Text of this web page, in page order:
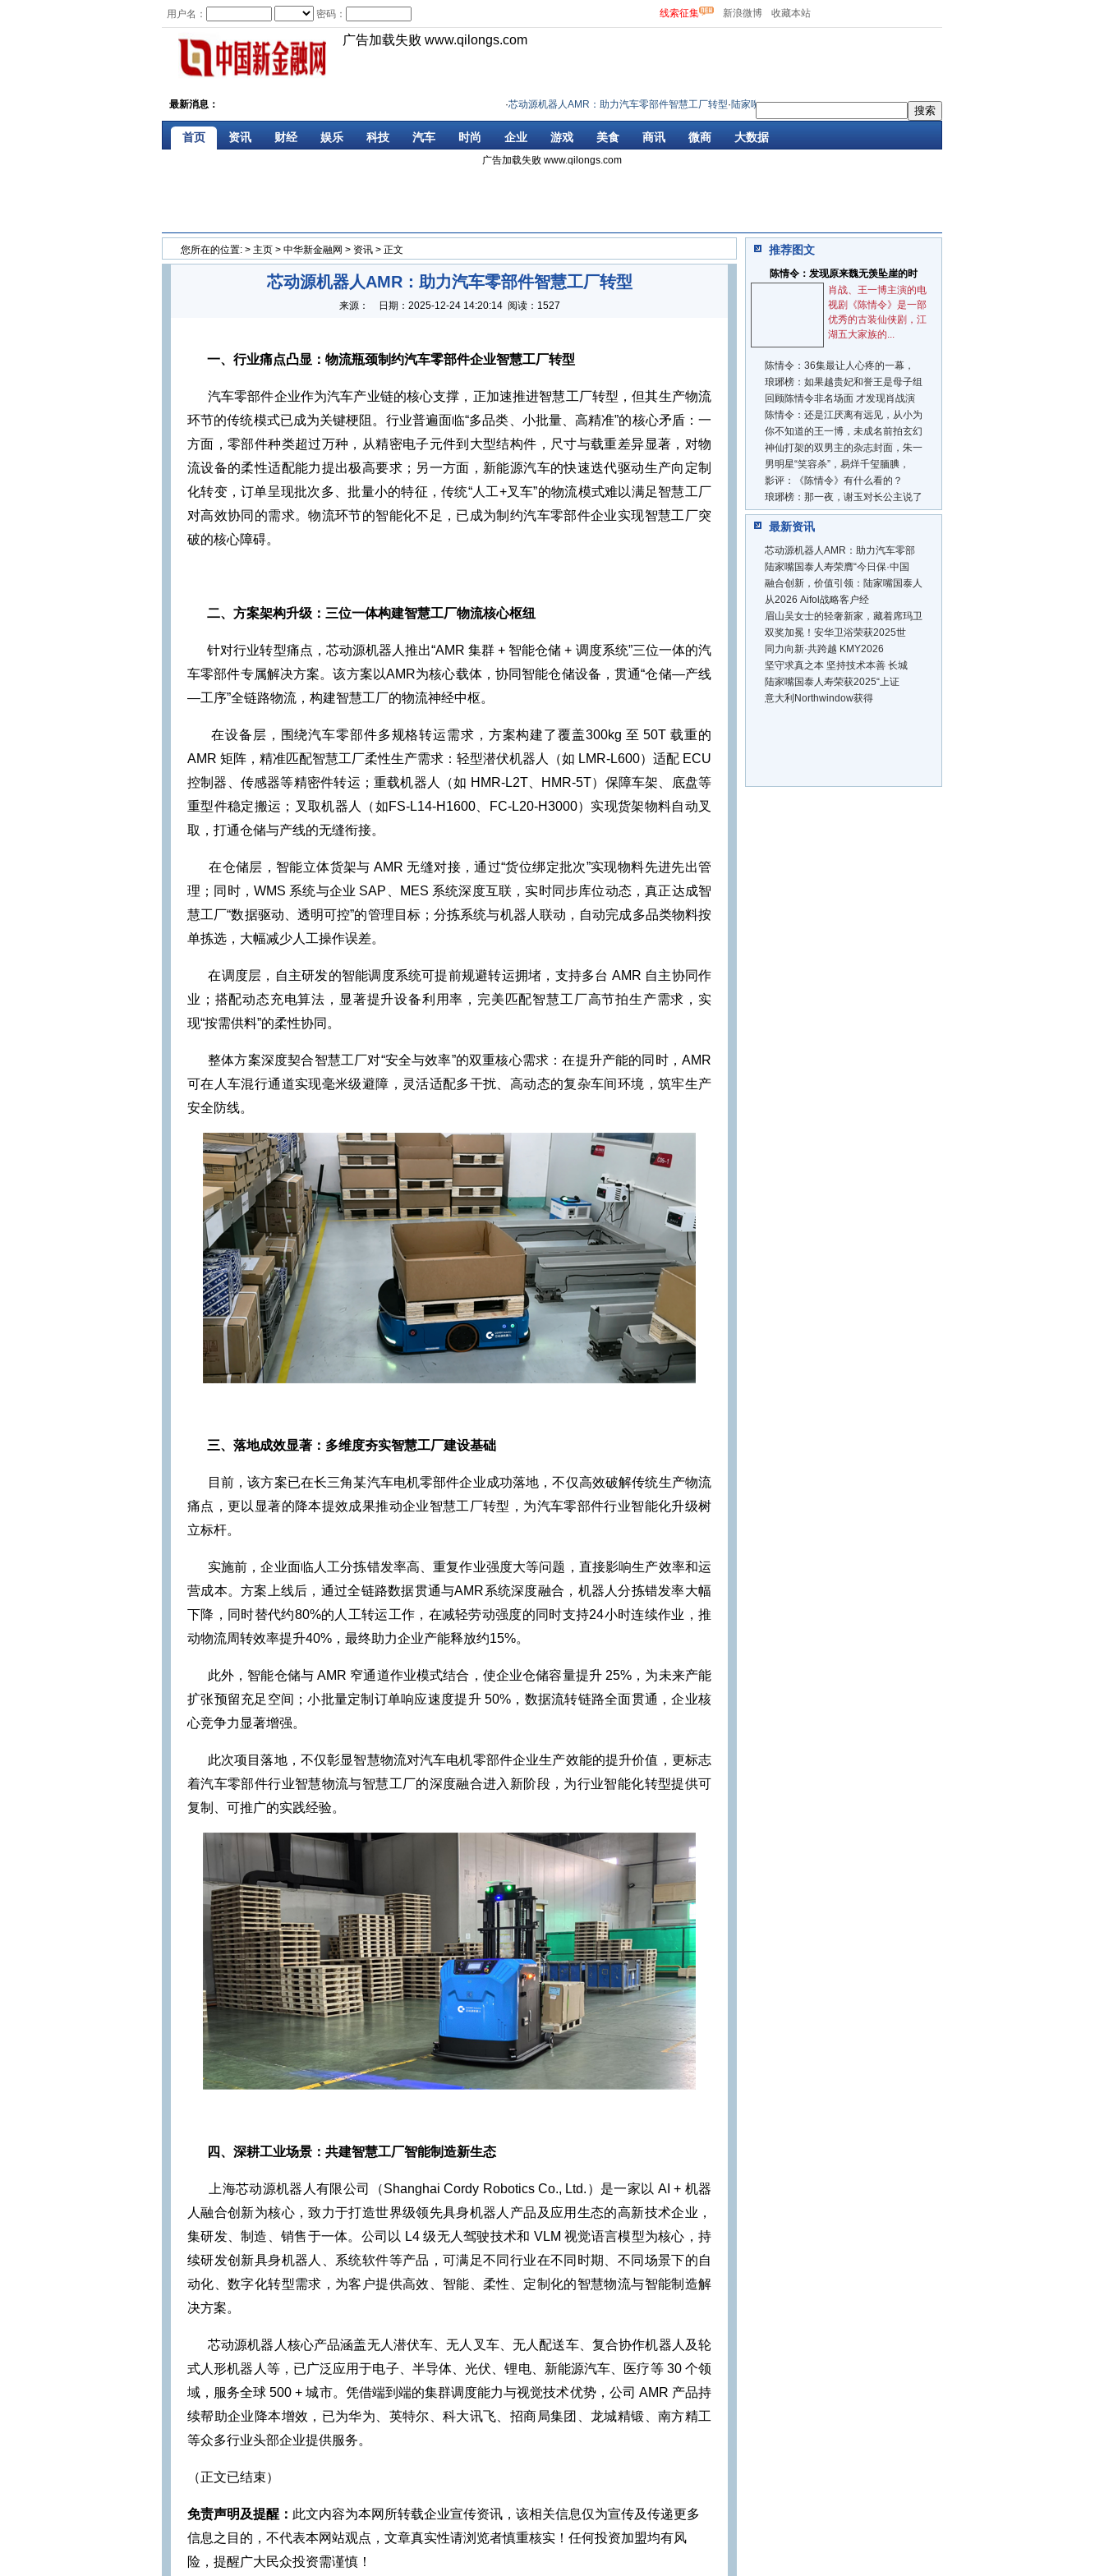
用户名： 密码： 线索征集 新浪微博 收藏本站
广告加载失败 www.qilongs.com
最新消息： 芯动源机器人AMR：助力汽车零部件智慧工厂转型·陆家嘴国泰人寿荣膺“今日保·中国保险白象榜”年·融合创新，价值引领：陆家嘴国泰人寿产
首页 资讯 财经 娱乐 科技 汽车 时尚 企业 游戏 美食 商讯 微商 大数据
广告加载失败 www.qilongs.com
您所在的位置: > 主页 > 中华新金融网 > 资讯 > 正文
芯动源机器人AMR：助力汽车零部件智慧工厂转型
来源： 日期： 2025-12-24 14:20:14 阅读：1527
一、行业痛点凸显：物流瓶颈制约汽车零部件企业智慧工厂转型
汽车零部件企业作为汽车产业链的核心支撑，正加速推进智慧工厂转型，但其生产物流
环节的传统模式已成为关键梗阻。行业普遍面临“多品类、小批量、高精准”的核心矛盾：一
方面，零部件种类超过万种，从精密电子元件到大型结构件，尺寸与载重差异显著，对物
流设备的柔性适配能力提出极高要求；另一方面，新能源汽车的快速迭代驱动生产向定制
化转变，订单呈现批次多、批量小的特征，传统“人工+叉车”的物流模式难以满足智慧工厂
对高效协同的需求。物流环节的智能化不足，已成为制约汽车零部件企业实现智慧工厂突
破的核心障碍。
二、方案架构升级：三位一体构建智慧工厂物流核心枢纽
针对行业转型痛点，芯动源机器人推出“AMR 集群 + 智能仓储 + 调度系统”三位一体的汽
车零部件专属解决方案。该方案以AMR为核心载体，协同智能仓储设备，贯通“仓储—产线
—工序”全链路物流，构建智慧工厂的物流神经中枢。
在设备层，围绕汽车零部件多规格转运需求，方案构建了覆盖300kg 至 50T 载重的
AMR 矩阵，精准匹配智慧工厂柔性生产需求：轻型潜伏机器人（如 LMR-L600）适配 ECU
控制器、传感器等精密件转运；重载机器人（如 HMR-L2T、HMR-5T）保障车架、底盘等
重型件稳定搬运；叉取机器人（如FS-L14-H1600、FC-L20-H3000）实现货架物料自动叉
取，打通仓储与产线的无缝衔接。
在仓储层，智能立体货架与 AMR 无缝对接，通过“货位绑定批次”实现物料先进先出管
理；同时，WMS 系统与企业 SAP、MES 系统深度互联，实时同步库位动态，真正达成智
慧工厂“数据驱动、透明可控”的管理目标；分拣系统与机器人联动，自动完成多品类物料按
单拣选，大幅减少人工操作误差。
在调度层，自主研发的智能调度系统可提前规避转运拥堵，支持多台 AMR 自主协同作
业；搭配动态充电算法，显著提升设备利用率，完美匹配智慧工厂高节拍生产需求，实
现“按需供料”的柔性协同。
整体方案深度契合智慧工厂对“安全与效率”的双重核心需求：在提升产能的同时，AMR
可在人车混行通道实现毫米级避障，灵活适配多干扰、高动态的复杂车间环境，筑牢生产
安全防线。
三、落地成效显著：多维度夯实智慧工厂建设基础
目前，该方案已在长三角某汽车电机零部件企业成功落地，不仅高效破解传统生产物流
痛点，更以显著的降本提效成果推动企业智慧工厂转型，为汽车零部件行业智能化升级树
立标杆。
实施前，企业面临人工分拣错发率高、重复作业强度大等问题，直接影响生产效率和运
营成本。方案上线后，通过全链路数据贯通与AMR系统深度融合，机器人分拣错发率大幅
下降，同时替代约80%的人工转运工作，在减轻劳动强度的同时支持24小时连续作业，推
动物流周转效率提升40%，最终助力企业产能释放约15%。
此外，智能仓储与 AMR 窄通道作业模式结合，使企业仓储容量提升 25%，为未来产能
扩张预留充足空间；小批量定制订单响应速度提升 50%，数据流转链路全面贯通，企业核
心竞争力显著增强。
此次项目落地，不仅彰显智慧物流对汽车电机零部件企业生产效能的提升价值，更标志
着汽车零部件行业智慧物流与智慧工厂的深度融合进入新阶段，为行业智能化转型提供可
复制、可推广的实践经验。
四、深耕工业场景：共建智慧工厂智能制造新生态
上海芯动源机器人有限公司（Shanghai Cordy Robotics Co., Ltd.）是一家以 AI + 机器
人融合创新为核心，致力于打造世界级领先具身机器人产品及应用生态的高新技术企业，
集研发、制造、销售于一体。公司以 L4 级无人驾驶技术和 VLM 视觉语言模型为核心，持
续研发创新具身机器人、系统软件等产品，可满足不同行业在不同时期、不同场景下的自
动化、数字化转型需求，为客户提供高效、智能、柔性、定制化的智慧物流与智能制造解
决方案。
芯动源机器人核心产品涵盖无人潜伏车、无人叉车、无人配送车、复合协作机器人及轮
式人形机器人等，已广泛应用于电子、半导体、光伏、锂电、新能源汽车、医疗等 30 个领
域，服务全球 500 + 城市。凭借端到端的集群调度能力与视觉技术优势，公司 AMR 产品持
续帮助企业降本增效，已为华为、英特尔、科大讯飞、招商局集团、龙城精锻、南方精工
等众多行业头部企业提供服务。
（正文已结束）
免责声明及提醒： 此文内容为本网所转载企业宣传资讯，该相关信息仅为宣传及传递更多
信息之目的，不代表本网站观点，文章真实性请浏览者慎重核实！任何投资加盟均有风
险，提醒广大民众投资需谨慎！
推荐图文
陈情令：发现原来魏无羡坠崖的时
肖战、王一博主演的电
视剧《陈情令》是一部
优秀的古装仙侠剧，江
湖五大家族的...
陈情令：36集最让人心疼的一幕，
琅琊榜：如果越贵妃和誉王是母子组
回顾陈情令非名场面 才发现肖战演
陈情令：还是江厌离有远见，从小为
你不知道的王一博，未成名前拍玄幻
神仙打架的双男主的杂志封面，朱一
男明星“笑容杀”，易烊千玺腼腆，
影评：《陈情令》有什么看的？
琅琊榜：那一夜，谢玉对长公主说了
最新资讯
芯动源机器人AMR：助力汽车零部
陆家嘴国泰人寿荣膺“今日保·中国
融合创新，价值引领：陆家嘴国泰人
从2026 Aifol战略客户经
眉山吴女士的轻奢新家，藏着席玛卫
双奖加冕！安华卫浴荣获2025世
同力向新·共跨越 KMY2026
坚守求真之本 坚持技术本善 长城
陆家嘴国泰人寿荣获2025“上证
意大利Northwindow获得